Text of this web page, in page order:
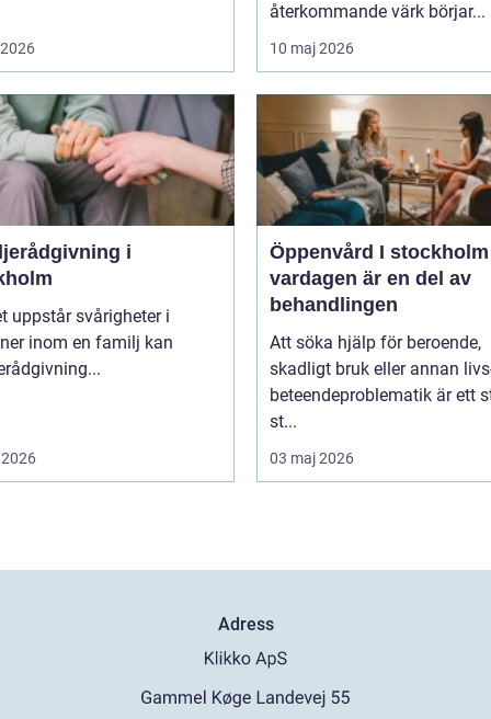
återkommande värk börjar...
10 maj 2026
i
uppstår svårigheter i
inom en familj kan
Öppenvård I stockholm
vardagen är en del av
behandlingen
Att söka hjälp för beroende,
skadligt bruk eller annan
beteendeproblematik är ett
st...
03 maj 2026
Adress